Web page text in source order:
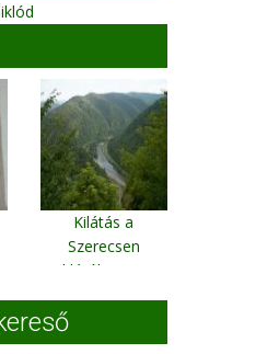
Kilátás a
Szerecsen
szikláról a Maros
Palotailva-
Szalárdtelep